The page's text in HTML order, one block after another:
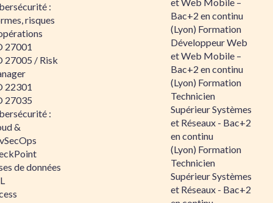
:
risques
27001
27005 / Risk
22301
27035
:
&
de données
Bac+2 en continu
(Lyon) Formation
Développeur Web
et Web Mobile –
Bac+2 en continu
(Lyon) Formation
Technicien
Supérieur Systèmes
et Réseaux - Bac+2
en continu
(Lyon) Formation
Technicien
Supérieur Systèmes
et Réseaux - Bac+2